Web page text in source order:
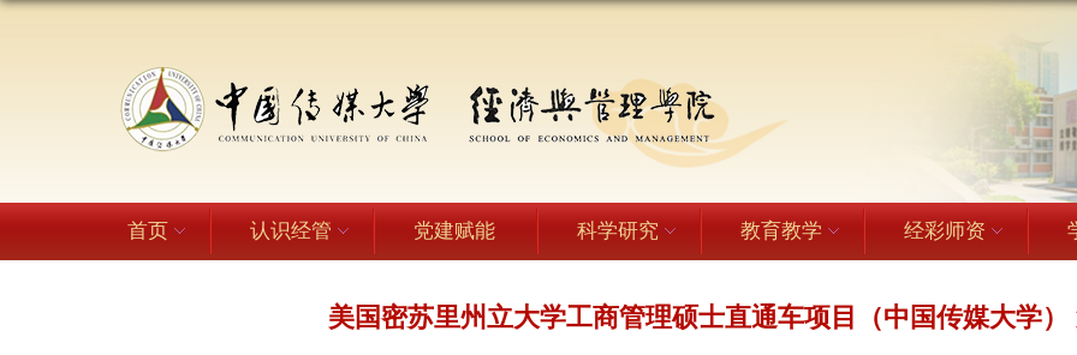
首页 认识经管 党建赋能 科学研究 教育教学 经彩师资
美国密苏里州立大学工商管理硕士直通车项目（中国传媒大学